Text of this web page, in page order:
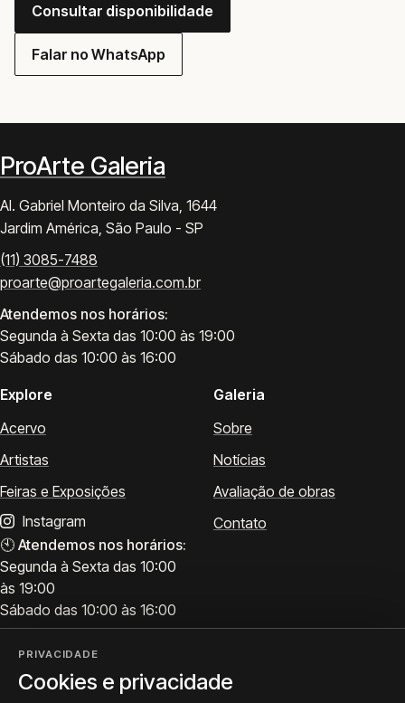
Consultar disponibilidade
Falar no WhatsApp
ProArte Galeria
Al. Gabriel Monteiro da Silva, 1644
Jardim América, São Paulo - SP
(11) 3085-7488
proarte@proartegaleria.com.br
Atendemos nos horários:
Segunda à Sexta das 10:00 às 19:00
Sábado das 10:00 às 16:00
Explore
Acervo
Artistas
Feiras e Exposições
Instagram
🕙 Atendemos nos horários:
Segunda à Sexta das 10:00
às 19:00
Sábado das 10:00 às 16:00
Galeria
Sobre
Notícias
Avaliação de obras
Contato
Visite Siga a ProArte
PRIVACIDADE
Cookies e privacidade